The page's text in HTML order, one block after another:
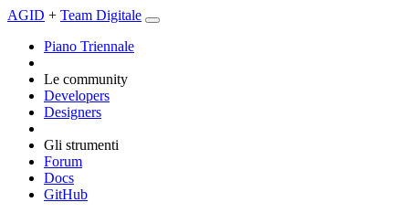
AGID + Team Digitale
Piano Triennale
Le community
Developers
Designers
Gli strumenti
Forum
Docs
GitHub